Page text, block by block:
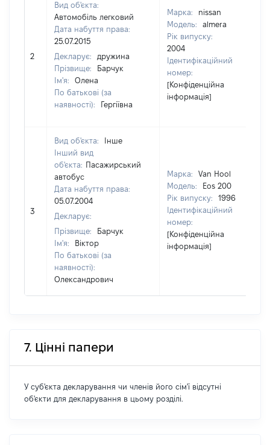
2
Вид об'єкта:
Автомобіль легковий
Дата набуття права:
25.07.2015
Декларує:
дружина
Прізвище:
Барчук
Ім'я:
Олена
По батькові (за
наявності):
Гергіївна
Марка:
nissan
Модель:
almera
Рік випуску:
2004
Ідентифікаційний
номер:
[Конфіденційна
інформація]
3
Вид об'єкта:
Інше
Інший вид
об'єкта: Пасажирський
автобус
Дата набуття права:
05.07.2004
Декларує:
Прізвище:
Барчук
Ім'я:
Віктор
По батькові (за
наявності):
Олександрович
Марка:
Van Hool
Модель:
Eos 200
Рік випуску:
1996
Ідентифікаційний
номер:
[Конфіденційна
інформація]
7. Цінні папери
У суб'єкта декларування чи членів його сім'ї відсутні
об'єкти для декларування в цьому розділі.